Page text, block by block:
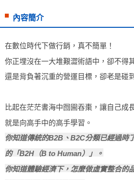
每筆NT$200，滿NT$99,999(含以上)免運
數位商品海外免運
內容簡介
在數位時代下做行銷，真不簡單！
你正埋沒在一大堆艱澀術語中，卻不得
還是背負著沉重的營運目標，卻老是碰
比起在茫茫書海中囫圇吞棗，讓自己成
就是向高手中的高手學習。
你知道傳統的B2B、B2C分類已經過時
的「B2H（B to Human）」。
你知道體驗經濟下，怎麼做虛實整合的